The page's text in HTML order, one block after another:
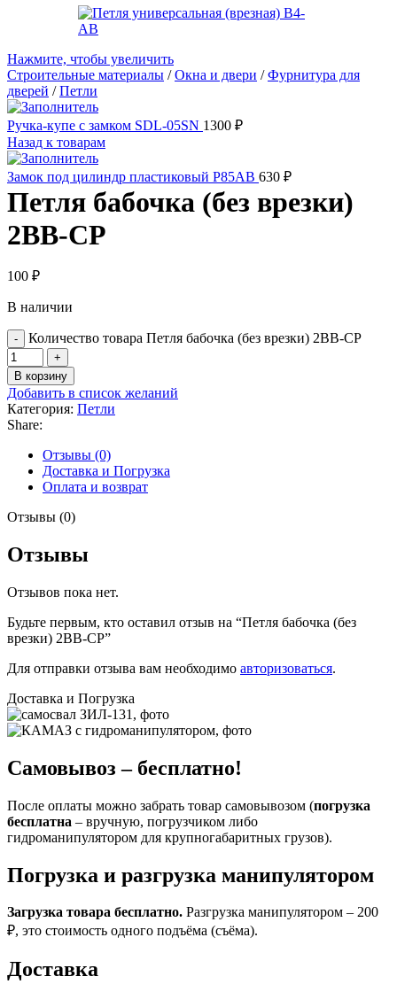
Нажмите, чтобы увеличить
Строительные материалы /Окна и двери /Фурнитура для
дверей /Петли
Ручка-купе с замком SDL-05SN 1300 ₽
Назад к товарам
Замок под цилиндр пластиковый P85AB 630 ₽
Петля бабочка (без врезки)
2BB-CP
100 ₽
В наличии
Количество товара Петля бабочка (без врезки) 2BB-CP
В корзину
Добавить в список желаний
Категория: Петли
Share:
Отзывы (0)
Доставка и Погрузка
Оплата и возврат
Отзывы (0)
Отзывы
Отзывов пока нет.
Будьте первым, кто оставил отзыв на “Петля бабочка (без
врезки) 2BB-CP”
Для отправки отзыва вам необходимо авторизоваться.
Доставка и Погрузка
Самовывоз – бесплатно!
После оплаты можно забрать товар самовывозом (погрузка
бесплатна – вручную, погрузчиком либо
гидроманипулятором для крупногабаритных грузов).
Погрузка и разгрузка манипулятором
Загрузка товара бесплатно. Разгрузка манипулятором – 200
₽, это стоимость одного подъёма (съёма).
Доставка